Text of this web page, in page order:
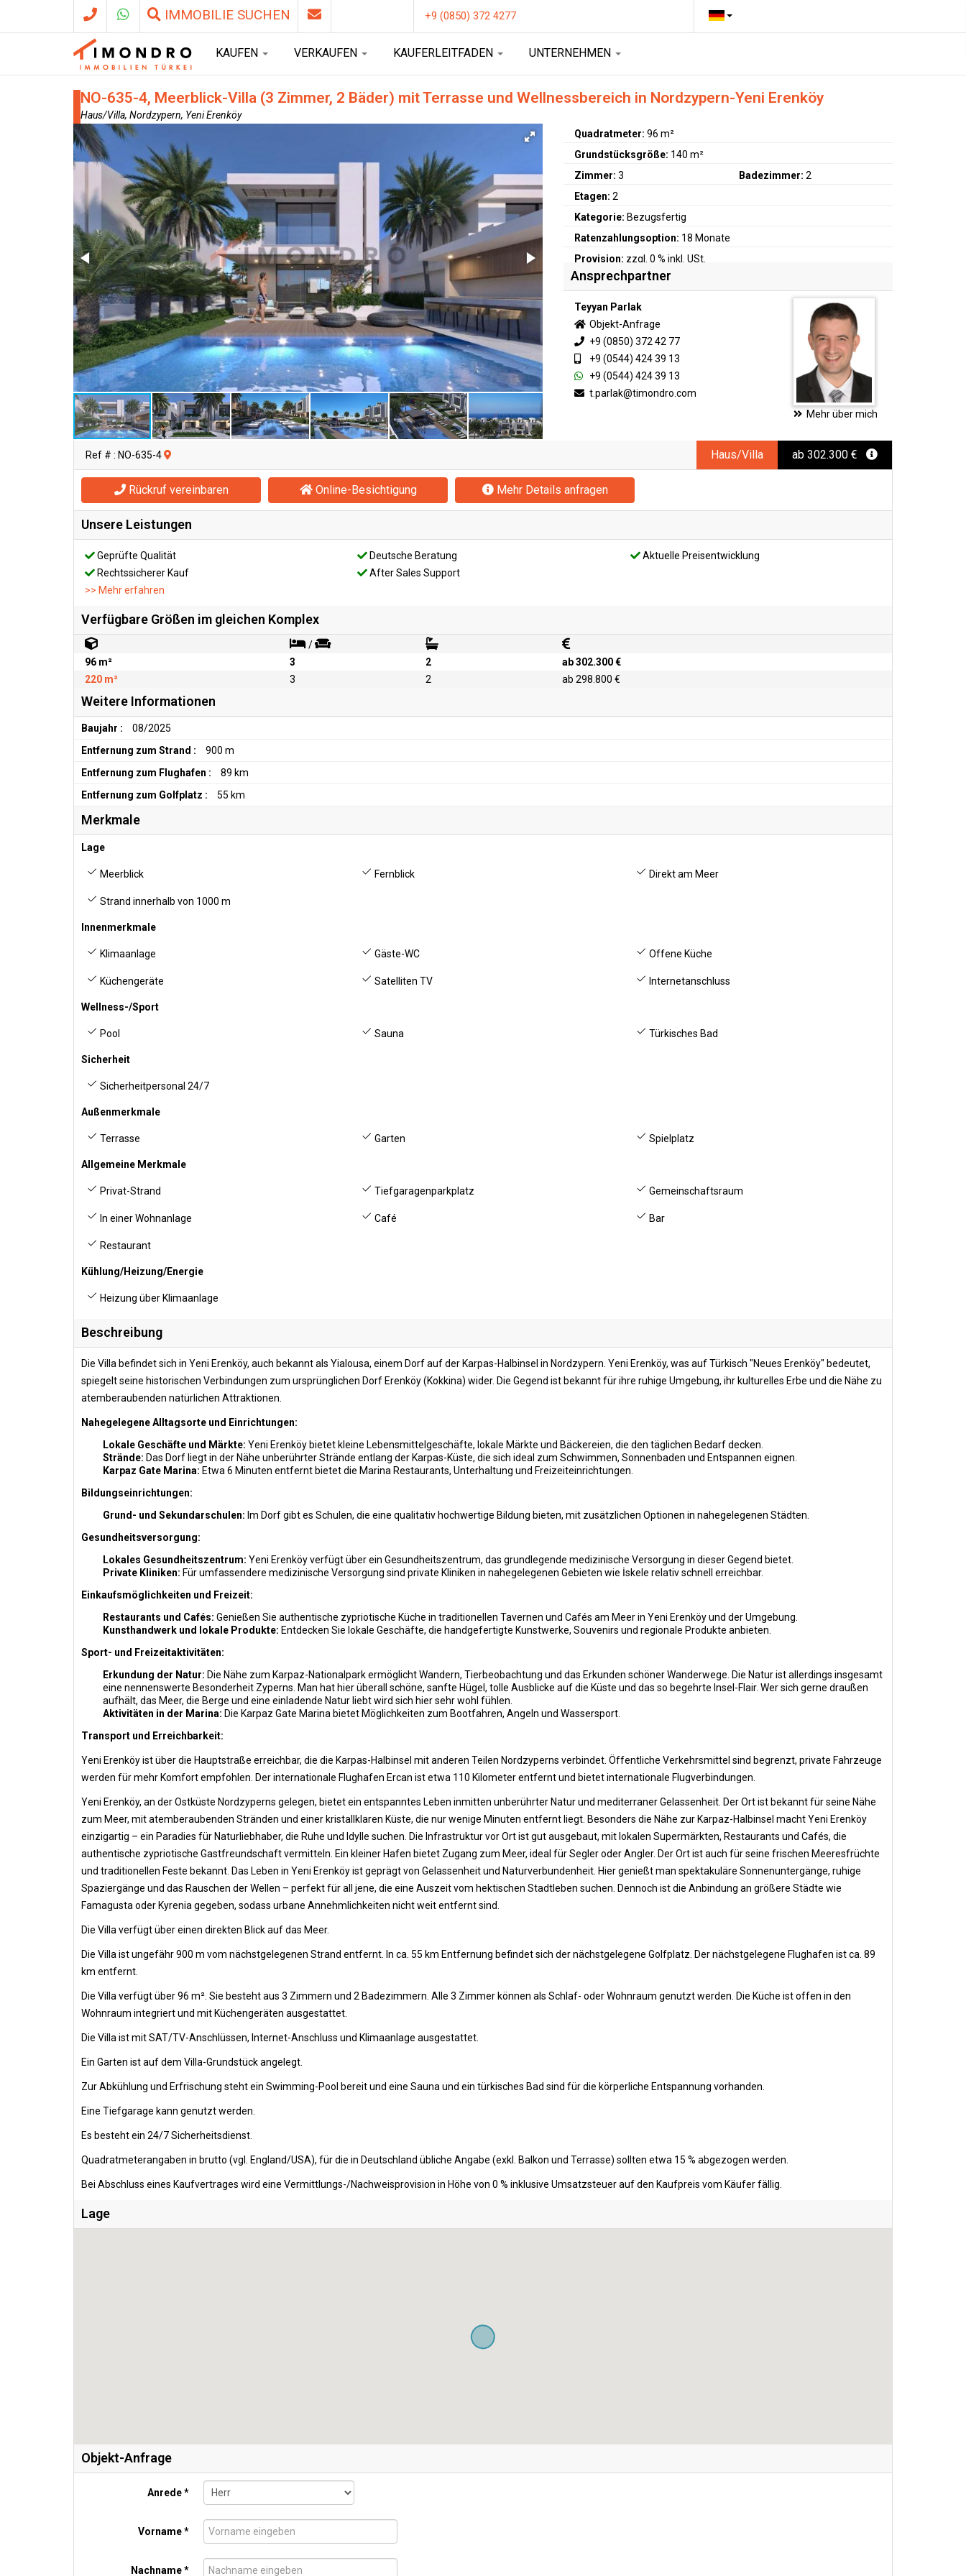
IMMOBILIE SUCHEN +9 (0850) 372 4277
KAUFEN VERKAUFEN KAUFERLEITFADEN UNTERNEHMEN
NO-635-4, Meerblick-Villa (3 Zimmer, 2 Bäder) mit Terrasse und Wellnessbereich in Nordzypern-Yeni Erenköy
Haus/Villa, Nordzypern, Yeni Erenköy
Quadratmeter:96 m²
Grundstücksgröße: 140 m²
Zimmer:3 Badezimmer: 2
Etagen:2
Kategorie: Bezugsfertig
Ratenzahlungsoption: 18 Monate
Provision: zzgl. 0 % inkl. USt.
Preis in TL:ab 16.519.800 TL
Ansprechpartner
Teyyan Parlak
Objekt-Anfrage
+9 (0850) 372 42 77
+9 (0544) 424 39 13
+9 (0544) 424 39 13
t.parlak@timondro.com
Mehr über mich
Haus/Villa ab 302.300 €
Ref # : NO-635-4
Rückruf vereinbaren Online-Besichtigung Mehr Details anfragen
Unsere Leistungen
Geprüfte Qualität Deutsche Beratung
Aktuelle Preisentwicklung
Rechtssicherer Kauf
After Sales Support
>> Mehr erfahren
Verfügbare Größen im gleichen Komplex
/
96 m²
3 2
ab 302.300 €
220 m²
3 2 ab 298.800 €
Weitere Informationen
Baujahr :
08/2025
Entfernung zum Strand :
900 m
Entfernung zum Flughafen :
89 km
Entfernung zum Golfplatz :
55 km
Merkmale
Lage
Meerblick Fernblick Direkt am Meer
Strand innerhalb von 1000 m
Innenmerkmale
Klimaanlage Gäste-WC Offene Küche
Küchengeräte Satelliten TV Internetanschluss
Wellness-/Sport
Pool Sauna Türkisches Bad
Sicherheit
Sicherheitpersonal 24/7
Außenmerkmale
Terrasse Garten Spielplatz
Allgemeine Merkmale
Privat-Strand Tiefgaragenparkplatz Gemeinschaftsraum
In einer Wohnanlage Café Bar
Restaurant
Kühlung/Heizung/Energie
Heizung über Klimaanlage
Beschreibung
Die Villa befindet sich in Yeni Erenköy, auch bekannt als Yialousa, einem Dorf auf der Karpas-Halbinsel in Nordzypern. Yeni Erenköy, was auf Türkisch "Neues Erenköy" bedeutet,
spiegelt seine historischen Verbindungen zum ursprünglichen Dorf Erenköy (Kokkina) wider. Die Gegend ist bekannt für ihre ruhige Umgebung, ihr kulturelles Erbe und die Nähe zu
atemberaubenden natürlichen Attraktionen.
Nahegelegene Alltagsorte und Einrichtungen:
Lokale Geschäfte und Märkte: Yeni Erenköy bietet kleine Lebensmittelgeschäfte, lokale Märkte und Bäckereien, die den täglichen Bedarf decken.
Strände: Das Dorf liegt in der Nähe unberührter Strände entlang der Karpas-Küste, die sich ideal zum Schwimmen, Sonnenbaden und Entspannen eignen.
Karpaz Gate Marina: Etwa 6 Minuten entfernt bietet die Marina Restaurants, Unterhaltung und Freizeiteinrichtungen.
Bildungseinrichtungen:
Grund- und Sekundarschulen: Im Dorf gibt es Schulen, die eine qualitativ hochwertige Bildung bieten, mit zusätzlichen Optionen in nahegelegenen Städten.
Gesundheitsversorgung:
Lokales Gesundheitszentrum: Yeni Erenköy verfügt über ein Gesundheitszentrum, das grundlegende medizinische Versorgung in dieser Gegend bietet.
Private Kliniken: Für umfassendere medizinische Versorgung sind private Kliniken in nahegelegenen Gebieten wie İskele relativ schnell erreichbar.
Einkaufsmöglichkeiten und Freizeit:
Restaurants und Cafés: Genießen Sie authentische zypriotische Küche in traditionellen Tavernen und Cafés am Meer in Yeni Erenköy und der Umgebung.
Kunsthandwerk und lokale Produkte: Entdecken Sie lokale Geschäfte, die handgefertigte Kunstwerke, Souvenirs und regionale Produkte anbieten.
Sport- und Freizeitaktivitäten:
Erkundung der Natur: Die Nähe zum Karpaz-Nationalpark ermöglicht Wandern, Tierbeobachtung und das Erkunden schöner Wanderwege. Die Natur ist allerdings insgesamt
eine nennenswerte Besonderheit Zyperns. Man hat hier überall schöne, sanfte Hügel, tolle Ausblicke auf die Küste und das so begehrte Insel-Flair. Wer sich gerne draußen
aufhält, das Meer, die Berge und eine einladende Natur liebt wird sich hier sehr wohl fühlen.
Aktivitäten in der Marina: Die Karpaz Gate Marina bietet Möglichkeiten zum Bootfahren, Angeln und Wassersport.
Transport und Erreichbarkeit:
Yeni Erenköy ist über die Hauptstraße erreichbar, die die Karpas-Halbinsel mit anderen Teilen Nordzyperns verbindet. Öffentliche Verkehrsmittel sind begrenzt, private Fahrzeuge
werden für mehr Komfort empfohlen. Der internationale Flughafen Ercan ist etwa 110 Kilometer entfernt und bietet internationale Flugverbindungen.
Yeni Erenköy, an der Ostküste Nordzyperns gelegen, bietet ein entspanntes Leben inmitten unberührter Natur und mediterraner Gelassenheit. Der Ort ist bekannt für seine Nähe
zum Meer, mit atemberaubenden Stränden und einer kristallklaren Küste, die nur wenige Minuten entfernt liegt. Besonders die Nähe zur Karpaz-Halbinsel macht Yeni Erenköy
einzigartig – ein Paradies für Naturliebhaber, die Ruhe und Idylle suchen. Die Infrastruktur vor Ort ist gut ausgebaut, mit lokalen Supermärkten, Restaurants und Cafés, die
authentische zypriotische Gastfreundschaft vermitteln. Ein kleiner Hafen bietet Zugang zum Meer, ideal für Segler oder Angler. Der Ort ist auch für seine frischen Meeresfrüchte
und traditionellen Feste bekannt. Das Leben in Yeni Erenköy ist geprägt von Gelassenheit und Naturverbundenheit. Hier genießt man spektakuläre Sonnenuntergänge, ruhige
Spaziergänge und das Rauschen der Wellen – perfekt für all jene, die eine Auszeit vom hektischen Stadtleben suchen. Dennoch ist die Anbindung an größere Städte wie
Famagusta oder Kyrenia gegeben, sodass urbane Annehmlichkeiten nicht weit entfernt sind.
Die Villa verfügt über einen direkten Blick auf das Meer.
Die Villa ist ungefähr 900 m vom nächstgelegenen Strand entfernt. In ca. 55 km Entfernung befindet sich der nächstgelegene Golfplatz. Der nächstgelegene Flughafen ist ca. 89
km entfernt.
Die Villa verfügt über 96 m². Sie besteht aus 3 Zimmern und 2 Badezimmern. Alle 3 Zimmer können als Schlaf- oder Wohnraum genutzt werden. Die Küche ist offen in den
Wohnraum integriert und mit Küchengeräten ausgestattet.
Die Villa ist mit SAT/TV-Anschlüssen, Internet-Anschluss und Klimaanlage ausgestattet.
Ein Garten ist auf dem Villa-Grundstück angelegt.
Zur Abkühlung und Erfrischung steht ein Swimming-Pool bereit und eine Sauna und ein türkisches Bad sind für die körperliche Entspannung vorhanden.
Eine Tiefgarage kann genutzt werden.
Es besteht ein 24/7 Sicherheitsdienst.
Quadratmeterangaben in brutto (vgl. England/USA), für die in Deutschland übliche Angabe (exkl. Balkon und Terrasse) sollten etwa 15 % abgezogen werden.
Bei Abschluss eines Kaufvertrages wird eine Vermittlungs-/Nachweisprovision in Höhe von 0 % inklusive Umsatzsteuer auf den Kaufpreis vom Käufer fällig.
Lage
Objekt-Anfrage
Anrede *
Vorname *
Nachname *